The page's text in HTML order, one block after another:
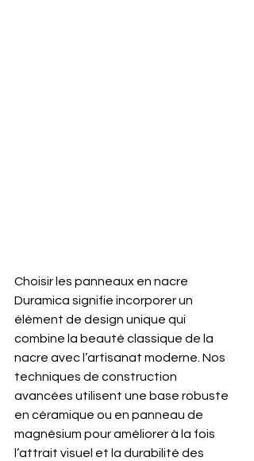
Choisir les panneaux en nacre
Duramica signifie incorporer un
élément de design unique qui
combine la beauté classique de la
nacre avec l’artisanat moderne. Nos
techniques de construction
avancées utilisent une base robuste
en céramique ou en panneau de
magnésium pour améliorer à la fois
l’attrait visuel et la durabilité des